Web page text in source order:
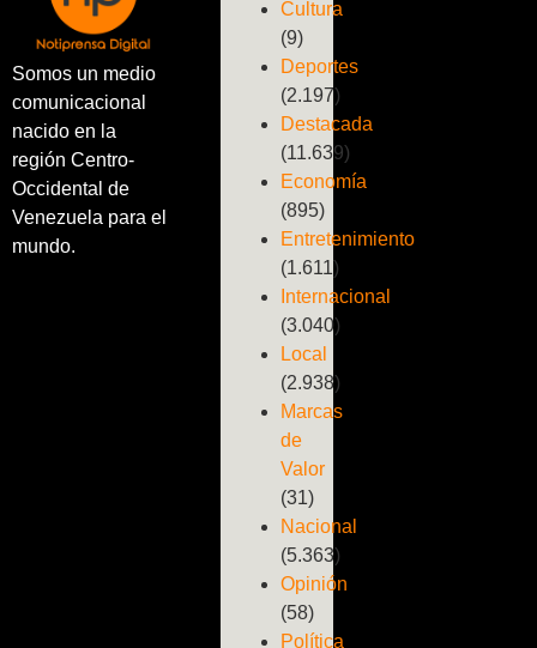
Somos un medio
comunicacional
nacido en la
región Centro-
Occidental de
Venezuela para el
mundo.
Cultura
(9)
Deportes
(2.197)
Destacada
(11.639)
Economía
(895)
Entretenimiento
(1.611)
Internacional
(3.040)
Local
(2.938)
Marcas
de
Valor
(31)
Nacional
(5.363)
Opinión
(58)
Política